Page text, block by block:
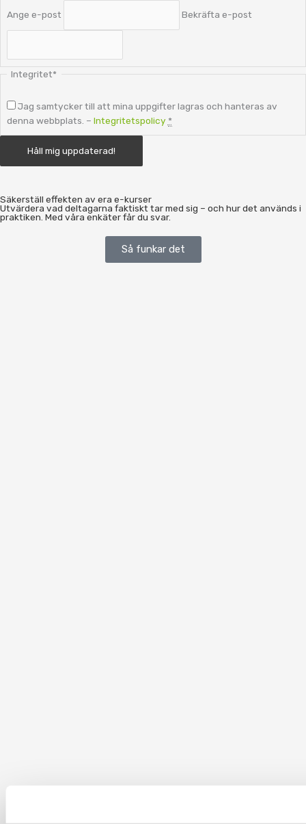
Ange e-post Bekräfta e-post
Integritet*
Jag samtycker till att mina uppgifter lagras och hanteras av
denna webbplats. – Integritetspolicy *
Säkerställ effekten av era e-kurser
Utvärdera vad deltagarna faktiskt tar med sig – och hur det används i
praktiken. Med våra enkäter får du svar.
Så funkar det